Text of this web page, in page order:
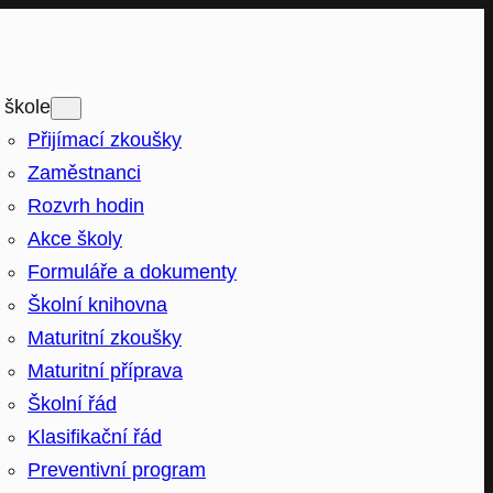
škole
Přijímací zkoušky
Zaměstnanci
Rozvrh hodin
Akce školy
Formuláře a dokumenty
Školní knihovna
Maturitní zkoušky
Maturitní příprava
Školní řád
Klasifikační řád
Preventivní program